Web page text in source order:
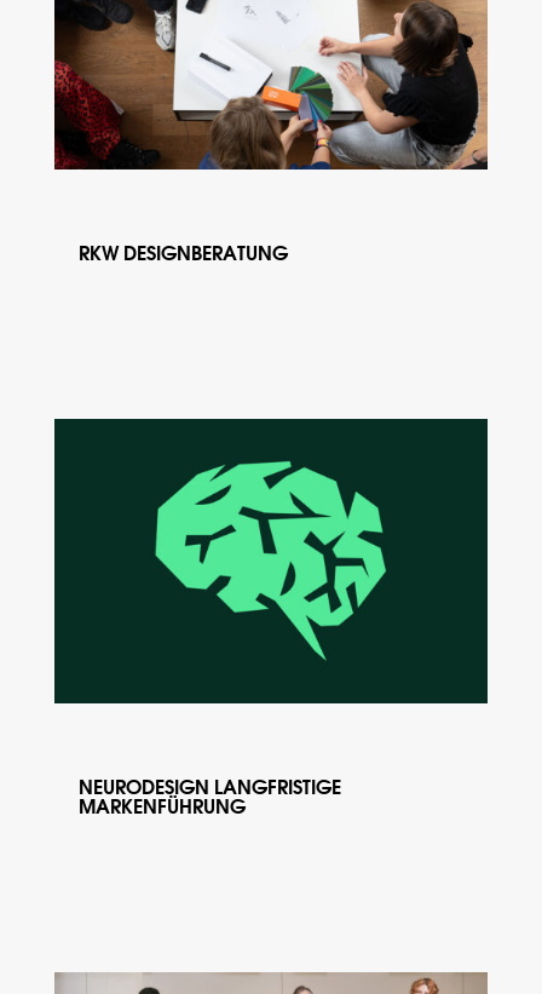
RKW DESIGNBERATUNG
NEURODESIGN LANGFRISTIGE
MARKENFÜHRUNG